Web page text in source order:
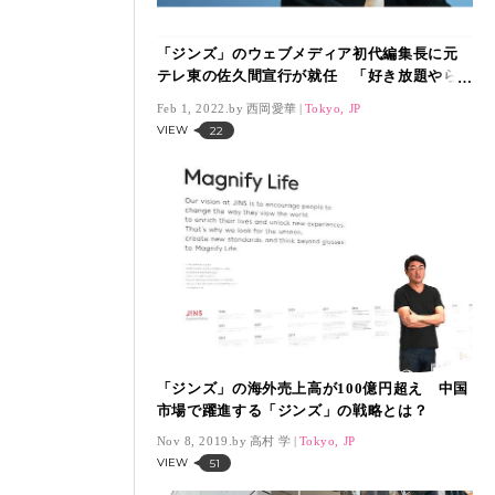
「ジンズ」のウェブメディア初代編集長に元
テレ東の佐久間宣行が就任 「好き放題やら
Feb 1, 2022. 西岡愛華 Tokyo, JP
VIEW 22
「ジンズ」の海外売上高が100億円超え 中国
市場で躍進する「ジンズ」の戦略とは？
Nov 8, 2019. 高村 学 Tokyo, JP
VIEW 51